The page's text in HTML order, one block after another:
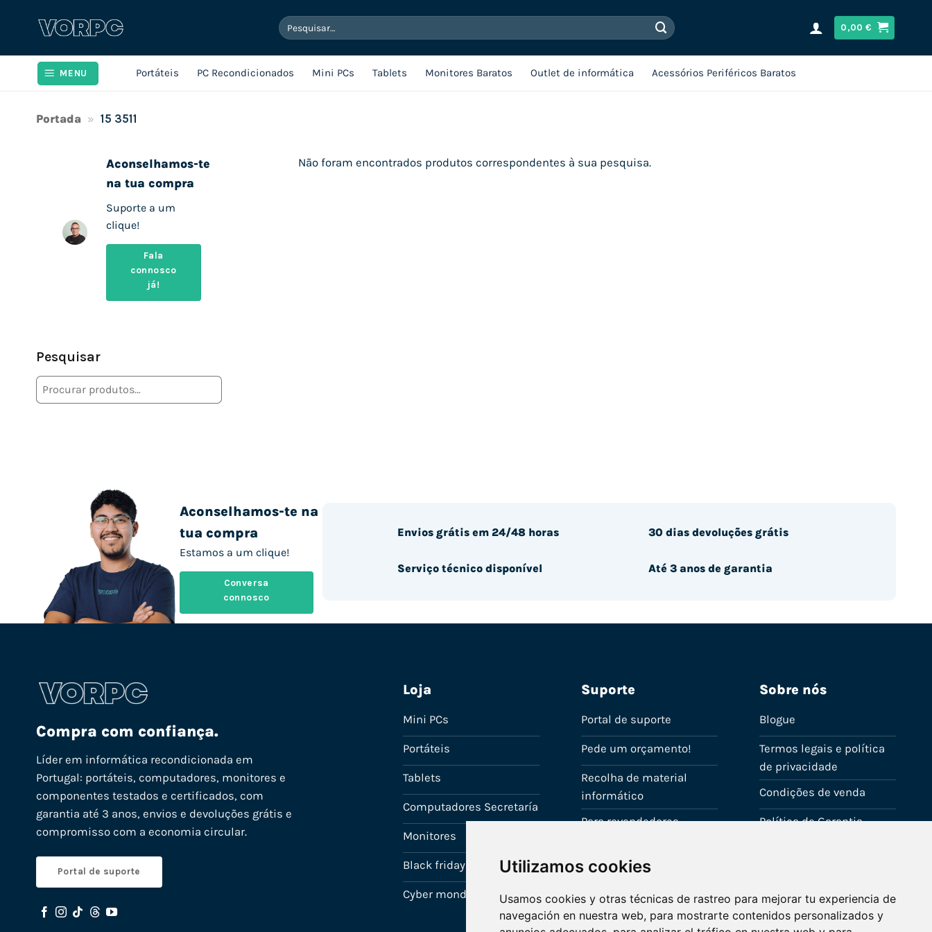
Utilizamos cookies
Usamos cookies y otras técnicas de rastreo para mejorar tu experiencia de
navegación en nuestra web, para mostrarte contenidos personalizados y
Pesquisar
por:
0,00€
MENU Portáteis PC Recondicionados Mini PCs Tablets Monitores Baratos Outlet de informática Acessórios Periféricos Baratos
Portada » 15 3511
Aconselhamos-te
na tua compra
Suporte a um
clique!
Fala
connosco
já!
Pesquisar
Não foram encontrados produtos correspondentes à sua pesquisa.
Aconselhamos-te na
tua compra
Estamos a um clique!
Conversa
connosco
Envios grátis em 24/48 horas
Serviço técnico disponível
30 dias devoluções grátis
Até 3 anos de garantia
Compra com confiança.
Líder em informática recondicionada em
Portugal: portáteis, computadores, monitores e
componentes testados e certificados, com
garantia até 3 anos, envios e devoluções grátis e
compromisso com a economia circular.
Portal de suporte
Loja
Mini PCs
Portáteis
Tablets
Computadores Secretaría
Monitores
Black friday
Cyber monday
Suporte
Portal de suporte
Pede um orçamento!
Recolha de material
informático
Para revendedores
Sobre nós
Blogue
Termos legais e política
de privacidade
Condições de venda
Política de Garantia
Fale connosco